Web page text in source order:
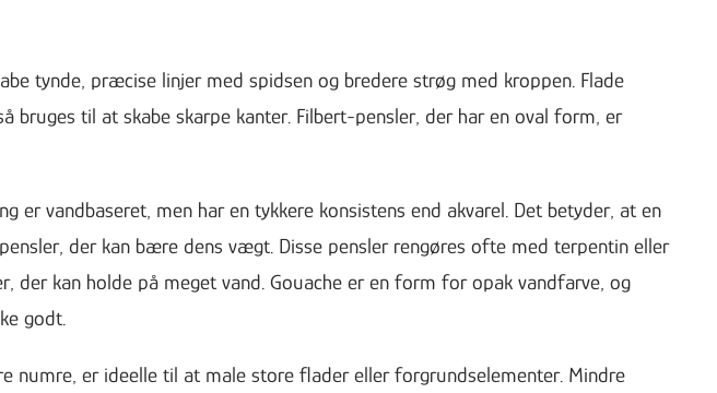
tynde, præcise linjer med spidsen og bredere strøg med kroppen. Flade
til at skabe skarpe kanter. Filbert-pensler, der har en oval form, er
vandbaseret, men har en tykkere konsistens end akvarel. Det betyder, at en
der kan bære dens vægt. Disse pensler rengøres ofte med terpentin eller
der kan holde på meget vand. Gouache er en form for opak vandfarve, og
godt.
numre, er ideelle til at male store flader eller forgrundselementer. Mindre